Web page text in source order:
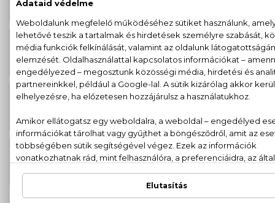
Lab Biome Hidratáló arcszérum 30
ml
2.870 Ft
BIO
30 ml
BIO
Lab Biome Kiegyensúlyozó
arcszérum 30 ml
2.870 Ft